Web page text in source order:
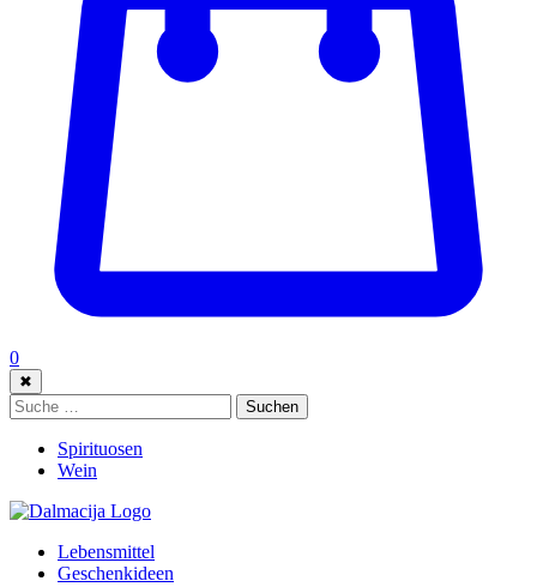
0
✖
Suche: Suchen
Spirituosen
Wein
Lebensmittel
Geschenkideen